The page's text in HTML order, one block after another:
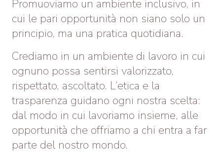
Promuoviamo un ambiente inclusivo, in
cui le pari opportunità non siano solo un
principio, ma una pratica quotidiana.
Crediamo in un ambiente di lavoro in cui
ognuno possa sentirsi valorizzato,
rispettato, ascoltato. L’etica e la
trasparenza guidano ogni nostra scelta:
dal modo in cui lavoriamo insieme, alle
opportunità che offriamo a chi entra a far
parte del nostro mondo.